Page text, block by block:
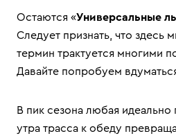
Остаются «Универсальные
Следует признать, что здесь
термин трактуется многими
Давайте попробуем
В пик сезона любая идеально
утра трасса к обеду